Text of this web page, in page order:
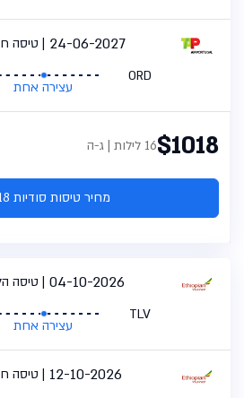
טיסה 24-06-2027
ORD
עצירה אחת
$101816 לילות | ג-ה
מחיר טיסות סודיות $1018
טיסה 04-10-2026
TLV
עצירה אחת
טיסה 12-10-2026